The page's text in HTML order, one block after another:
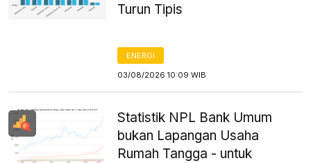
Turun Tipis
ENERGI
03/08/2026 10:09 WIB
Statistik NPL Bank Umum
bukan Lapangan Usaha
Rumah Tangga - untuk